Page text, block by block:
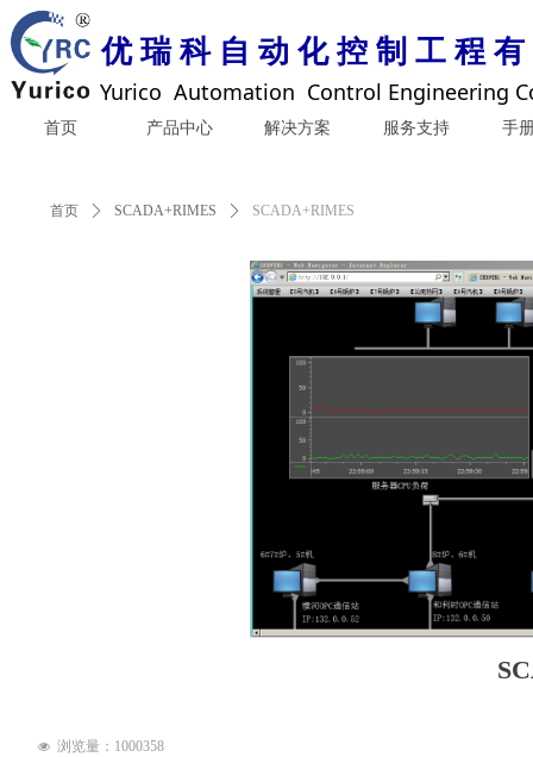
首页 产品中心 解决方案 服务支持 手
优 瑞 科 自 动 化 控 制 工 程
Yurico Automation Control Engineering
首页 ꄲ SCADA+RIMES ꄲ SCADA+RIMES
넶 浏览量：1000358